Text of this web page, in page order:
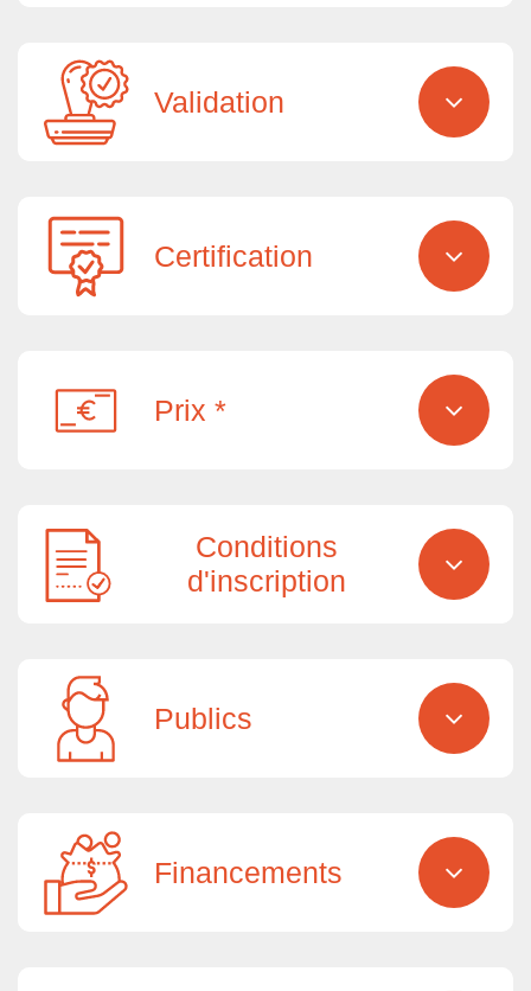
Validation
Certification
Prix *
Conditions
d'inscription
Publics
Financements